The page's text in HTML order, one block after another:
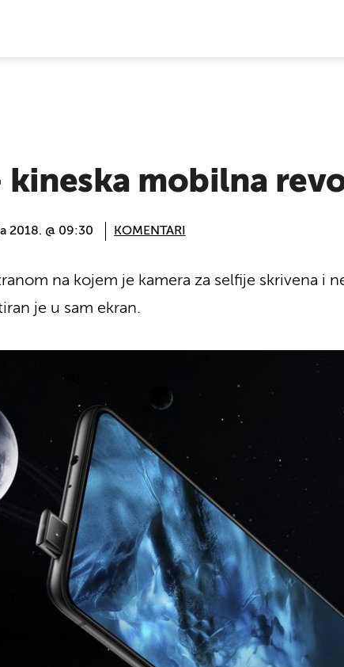
kineska mobilna
2018. @ 09:30 KOMENTARI
na kojem je kamera za selfije skrivena i
je u sam ekran.